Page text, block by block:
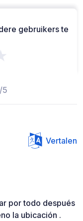
gebruikers te
5
Vertalen
por todo después
la ubicación .